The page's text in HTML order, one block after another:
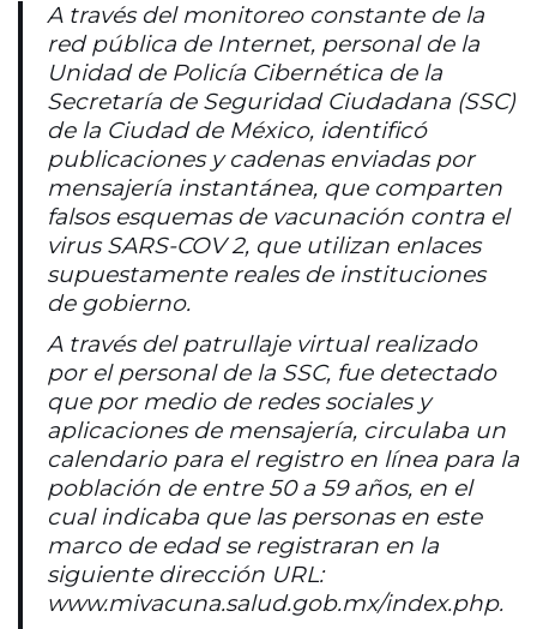
A través del monitoreo constante de la
red pública de Internet, personal de la
Unidad de Policía Cibernética de la
Secretaría de Seguridad Ciudadana (SSC)
de la Ciudad de México, identificó
publicaciones y cadenas enviadas por
mensajería instantánea, que comparten
falsos esquemas de vacunación contra el
virus SARS-COV 2, que utilizan enlaces
supuestamente reales de instituciones
de gobierno.
A través del patrullaje virtual realizado
por el personal de la SSC, fue detectado
que por medio de redes sociales y
aplicaciones de mensajería, circulaba un
calendario para el registro en línea para la
población de entre 50 a 59 años, en el
cual indicaba que las personas en este
marco de edad se registraran en la
siguiente dirección URL:
www.mivacuna.salud.gob.mx/index.php.